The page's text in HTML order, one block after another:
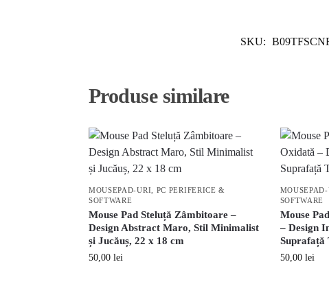
SKU:
Produse similare
MOUSEPAD-URI
PC PERIFERICE &
SOFTWARE
Mouse Pad Steluță Zâmbitoare –
Design Abstract Maro, Stil Minimalist
și Jucăuș, 22 x 18 cm
50,00 lei
SOFTWARE
Mouse
– Design
Suprafață
50,00 lei